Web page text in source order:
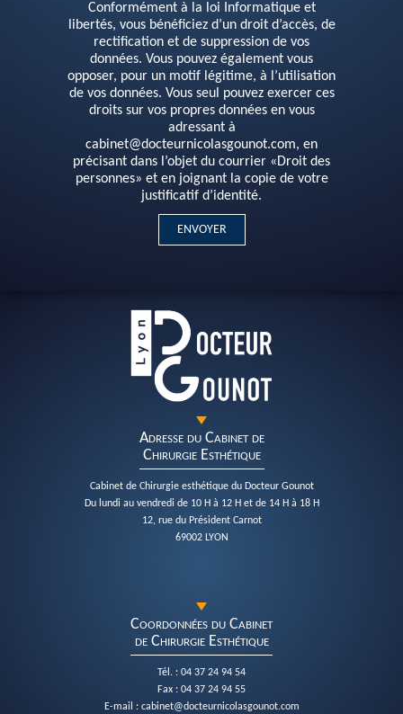
Conformément à la loi Informatique et
libertés, vous bénéficiez d’un droit d’accès, de
rectification et de suppression de vos
données. Vous pouvez également vous
opposer, pour un motif légitime, à l’utilisation
de vos données. Vous seul pouvez exercer ces
droits sur vos propres données en vous
adressant à
cabinet@docteurnicolasgounot.com, en
précisant dans l’objet du courrier «Droit des
personnes» et en joignant la copie de votre
justificatif d’identité.
Adresse du Cabinet de
Chirurgie Esthétique
Cabinet de Chirurgie esthétique du Docteur Gounot
Du lundi au vendredi de 10 H à 12 H et de 14 H à 18 H
12, rue du Président Carnot
69002 LYON
Coordonnées du Cabinet
de Chirurgie Esthétique
Tél. : 04 37 24 94 54
Fax : 04 37 24 94 55
E-mail : cabinet@docteurnicolasgounot.com